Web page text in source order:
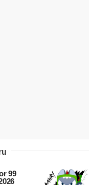
99